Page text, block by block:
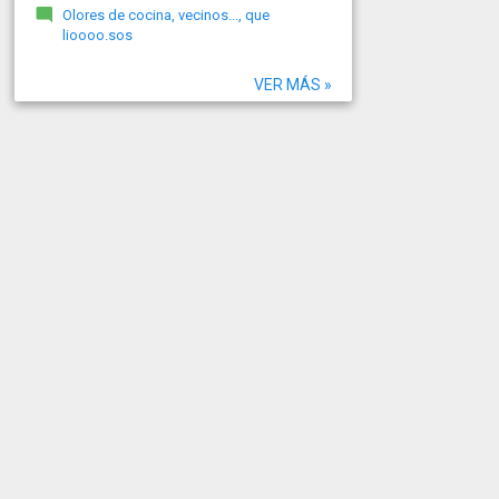
Olores de cocina, vecinos..., que
lioooo.sos
VER MÁS »